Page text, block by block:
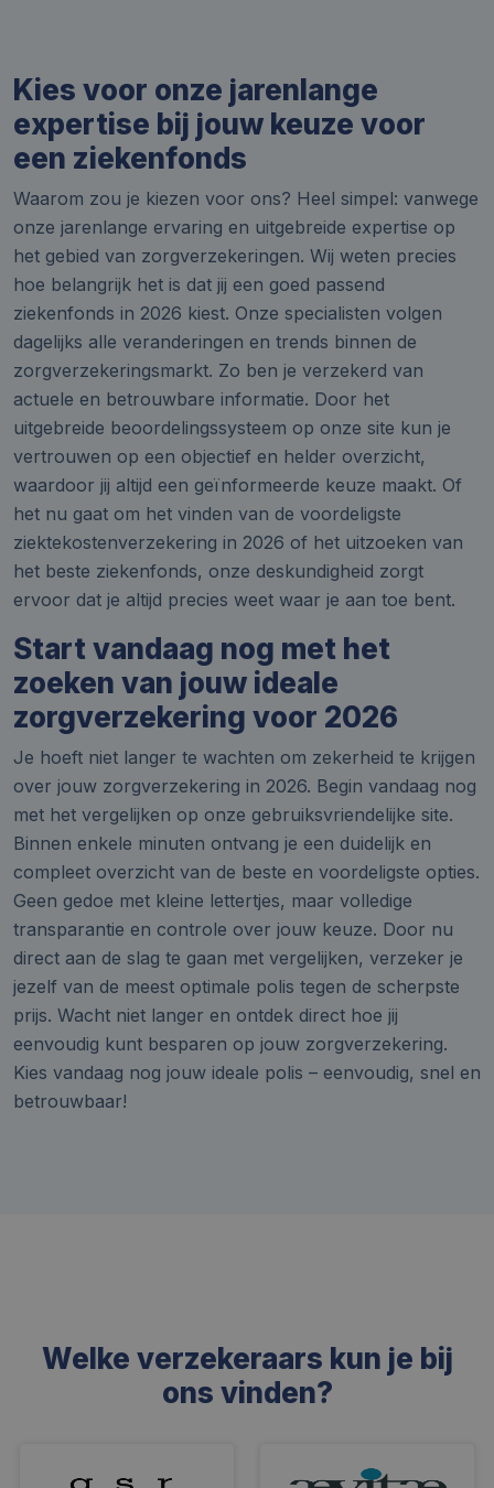
Kies voor onze jarenlange
expertise bij jouw keuze voor
een ziekenfonds
Waarom zou je kiezen voor ons? Heel simpel: vanwege
onze jarenlange ervaring en uitgebreide expertise op
het gebied van zorgverzekeringen. Wij weten precies
hoe belangrijk het is dat jij een goed passend
ziekenfonds in 2026 kiest. Onze specialisten volgen
dagelijks alle veranderingen en trends binnen de
zorgverzekeringsmarkt. Zo ben je verzekerd van
actuele en betrouwbare informatie. Door het
uitgebreide beoordelingssysteem op onze site kun je
vertrouwen op een objectief en helder overzicht,
waardoor jij altijd een geïnformeerde keuze maakt. Of
het nu gaat om het vinden van de voordeligste
ziektekostenverzekering in 2026 of het uitzoeken van
het beste ziekenfonds, onze deskundigheid zorgt
ervoor dat je altijd precies weet waar je aan toe bent.
Start vandaag nog met het
zoeken van jouw ideale
zorgverzekering voor 2026
Je hoeft niet langer te wachten om zekerheid te krijgen
over jouw zorgverzekering in 2026. Begin vandaag nog
met het vergelijken op onze gebruiksvriendelijke site.
Binnen enkele minuten ontvang je een duidelijk en
compleet overzicht van de beste en voordeligste opties.
Geen gedoe met kleine lettertjes, maar volledige
transparantie en controle over jouw keuze. Door nu
direct aan de slag te gaan met vergelijken, verzeker je
jezelf van de meest optimale polis tegen de scherpste
prijs. Wacht niet langer en ontdek direct hoe jij
eenvoudig kunt besparen op jouw zorgverzekering.
Kies vandaag nog jouw ideale polis – eenvoudig, snel en
betrouwbaar!
Welke verzekeraars kun je bij
ons vinden?